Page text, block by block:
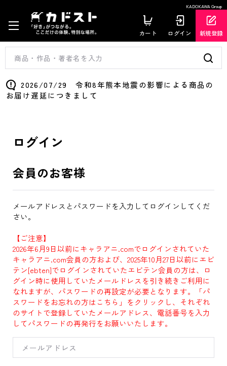
KADOKAWA Group
カート ログイン 新規登録
2026/07/29 令和8年熊本地震の影響による商品の
お届け遅延につきまして
ログイン
会員のお客様
メールアドレスとパスワードを入力してログインしてくだ
さい。
【ご注意】
2026年6月9日以前にキャラアニ.comでログインされていた
キャラアニ.com会員の方および、2025年10月27日以前にエビ
テン[ebten]でログインされていたエビテン会員の方は、ロ
グイン時に使用していたメールドレスを引き続きご利用に
なれますが、パスワードの再設定が必要となります。「パ
スワードをお忘れの方はこちら」をクリックし、それぞれ
のサイトで登録していたメールアドレス、電話番号を入力
してパスワードの再発行をお願いいたします。